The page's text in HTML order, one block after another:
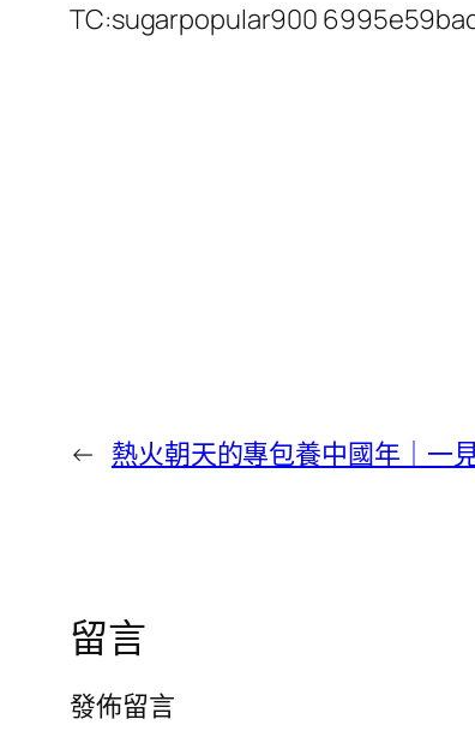
TC:sugarpopular900
← 熱火朝天的專包養中國年｜一
留言
發佈留言